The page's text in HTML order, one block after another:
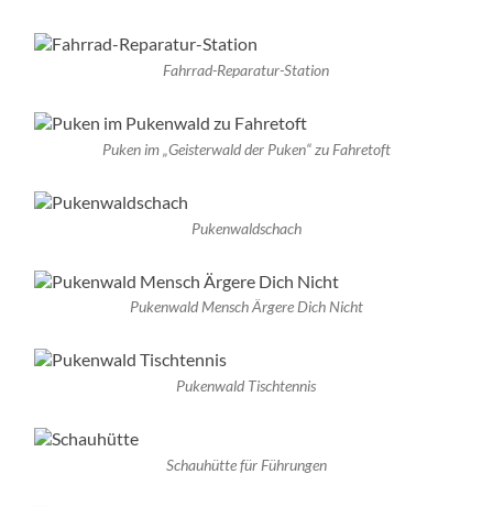
Fahrrad-Reparatur-Station
Puken im „Geisterwald der Puken“ zu Fahretoft
Pukenwaldschach
Pukenwald Mensch Ärgere Dich Nicht
Pukenwald Tischtennis
Schauhütte für Führungen